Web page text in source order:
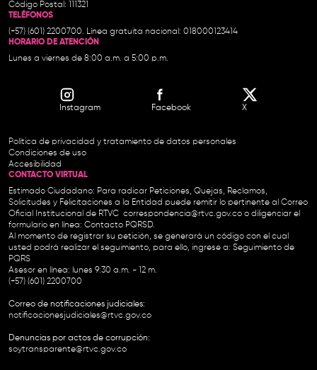
Código Postal: 111321
TELÉFONOS
(+57) (601) 2200700. Línea gratuita nacional: 018000123414
HORARIO DE ATENCIÓN
Lunes a viernes de 8:00 a.m. a 5:00 p.m.
Instagram Facebook X
Política de privacidad y tratamiento de datos personales
Condiciones de uso
Accesibilidad
CONTACTO VIRTUAL
Estimado Ciudadano: Para radicar Peticiones, Quejas, Reclamos,
Solicitudes y Felicitaciones a la Entidad puede remitir lo pertinente al Correo
Oficial Institucional de RTVC correspondencia@rtvc.gov.co o diligenciar el
formulario en línea: Contacto PQRSD.
Al momento de registrar su petición, se generará un código con el cual
usted podrá realizar el seguimiento, para ello, ingrese a: Seguimiento de
PQRS
Asesor en línea: lunes 9:30 a.m. - 12 m.
(+57) (601) 2200700
Correo de notificaciones judiciales:
notificacionesjudiciales@rtvc.gov.co
Denuncias por actos de corrupción:
soytransparente@rtvc.gov.co